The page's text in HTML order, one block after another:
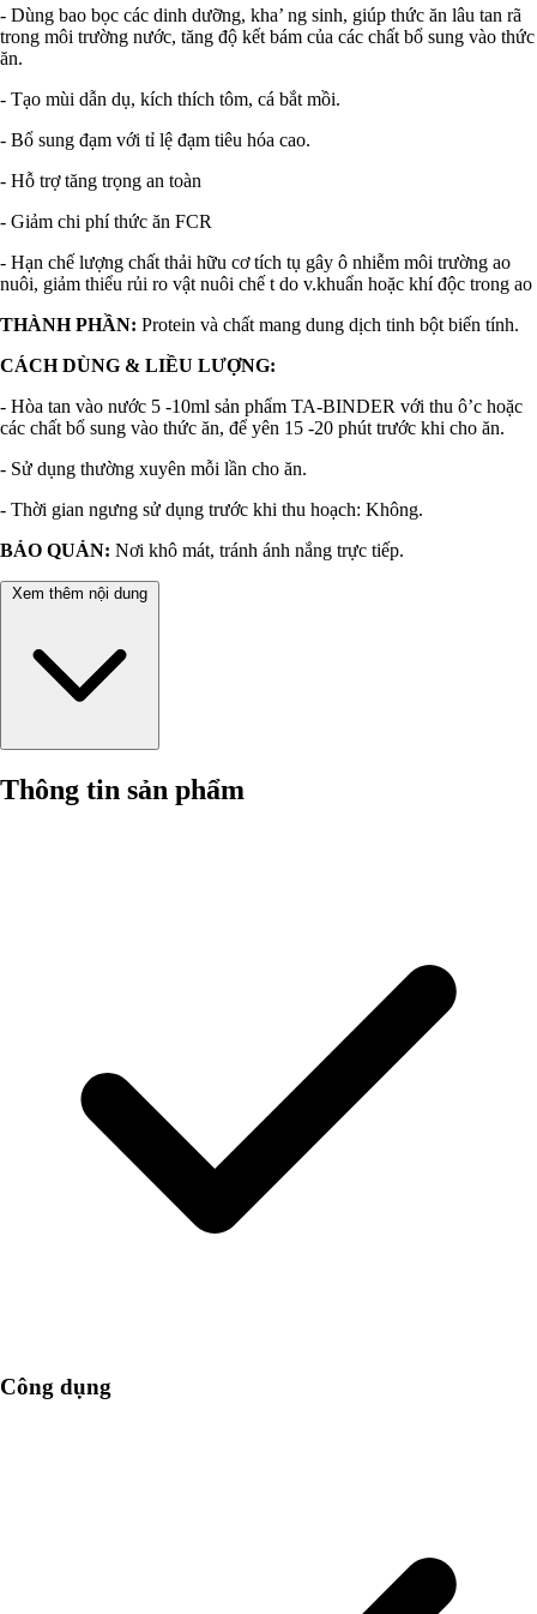
- Dùng bao bọc các dinh dưỡng, kha’ ng sinh, giúp thức ăn lâu tan rã
trong môi trường nước, tăng độ kết bám của các chất bổ sung vào thức
ăn.
- Tạo mùi dẫn dụ, kích thích tôm, cá bắt mồi.
- Bổ sung đạm với tỉ lệ đạm tiêu hóa cao.
- Hỗ trợ tăng trọng an toàn
- Giảm chi phí thức ăn FCR
- Hạn chế lượng chất thải hữu cơ tích tụ gây ô nhiễm môi trường ao
nuôi, giảm thiểu rủi ro vật nuôi chế t do v.khuẩn hoặc khí độc trong ao
THÀNH PHẦN: Protein và chất mang dung dịch tinh bột biến tính.
CÁCH DÙNG & LIỀU LƯỢNG:
- Hòa tan vào nước 5 -10ml sản phẩm TA-BINDER với thu ô’c hoặc
các chất bổ sung vào thức ăn, để yên 15 -20 phút trước khi cho ăn.
- Sử dụng thường xuyên mỗi lần cho ăn.
- Thời gian ngưng sử dụng trước khi thu hoạch: Không.
BẢO QUẢN: Nơi khô mát, tránh ánh nắng trực tiếp.
Xem thêm nội dung
Thông tin sản phẩm
Công dụng